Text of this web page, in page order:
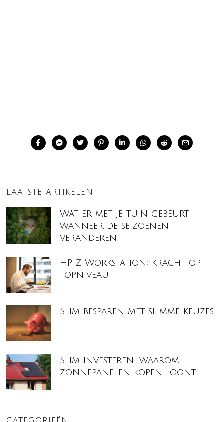
LAATSTE ARTIKELEN
Wat er met je tuin gebeurt
wanneer de seizoenen
veranderen
HP Z Workstation: kracht op
topniveau
Slim besparen met slimme keuzes
Slim investeren: waarom
zonnepanelen kopen loont